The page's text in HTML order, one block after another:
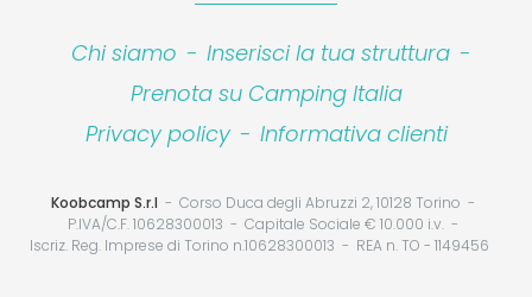
Chi siamo - Inserisci la tua struttura -
Prenota su Camping Italia
Privacy policy - Informativa clienti
Koobcamp S.r.l
Corso Duca degli Abruzzi 2, 10128 Torino
P.IVA/C.F. 10628300013
Capitale Sociale € 10.000 i.v.
Iscriz. Reg. Imprese di Torino n.10628300013
REA n. TO - 1149456